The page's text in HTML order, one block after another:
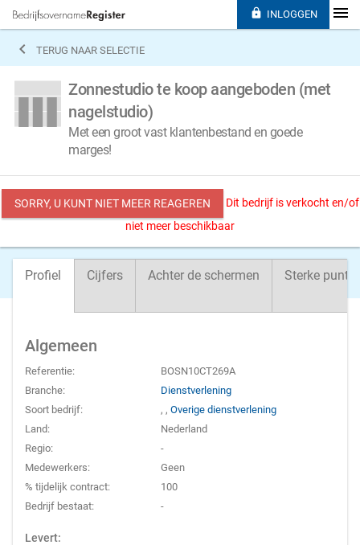
 TERUG NAAR SELECTIE
Zonnestudio te koop aangeboden (met
nagelstudio)
Met een groot vast klantenbestand en goede
marges!
SORRY, U KUNT NIET MEER REAGEREN
Dit bedrijf is verkocht en/of
niet meer beschikbaar
Profiel Cijfers Achter de schermen Sterke
Algemeen
Referentie:
BOSN10CT269A
Branche:
Dienstverlening
Soort bedrijf:
,,Overige dienstverlening
Land:
Nederland
Regio:
-
Medewerkers:
Geen
% tijdelijk contract:
100
Bedrijf bestaat:
-
Levert:
 INLOGGEN